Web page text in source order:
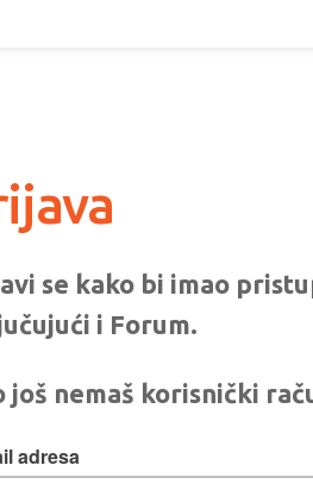
se kako bi imao
i Forum.
još nemaš korisnički
adresa